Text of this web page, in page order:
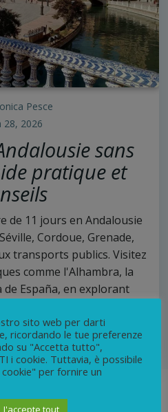
Pesce
28, 2026
sans
pratique et
de 11 jours en Andalousie
Cordoue, Grenade,
transports publics. Visitez
comme l'Alhambra, la
de España, en explorant
continua
sito web per darti
ricordando le tue preferenze
su "Accetta tutto",
i cookie. Tuttavia, è possibile
per fornire un
J'accepte tout